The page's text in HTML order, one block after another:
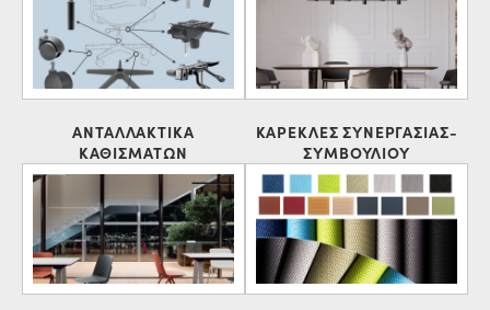
ΑΝΤΑΛΛΑΚΤΙΚΑ
ΚΑΘΙΣΜΑΤΩΝ
ΚΑΡΕΚΛΕΣ ΣΥΝΕΡΓΑΣΙΑΣ-
ΣΥΜΒΟΥΛΙΟΥ